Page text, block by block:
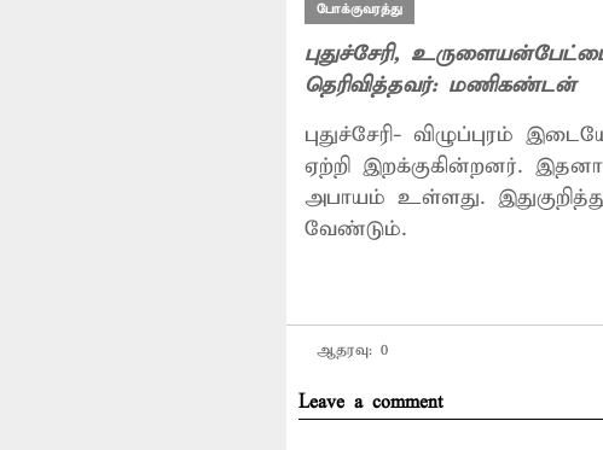
போக்குவரத்து
புதுச்சேரி,
தெரிவித்தவர்: மணிகண்டன்
புதுச்சேரி- விழுப்புரம் இடையே
ஏற்றி இறக்குகின்றனர்.
அபாயம் உள்ளது.
வேண்டும்.
ஆதரவு: 0
Leave a comment